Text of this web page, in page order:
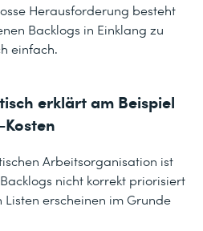
Herausforderung besteht
Backlogs in Einklang zu
einfach.
erklärt am Beispiel
Arbeitsorganisation ist
nicht korrekt priorisiert
erscheinen im Grunde